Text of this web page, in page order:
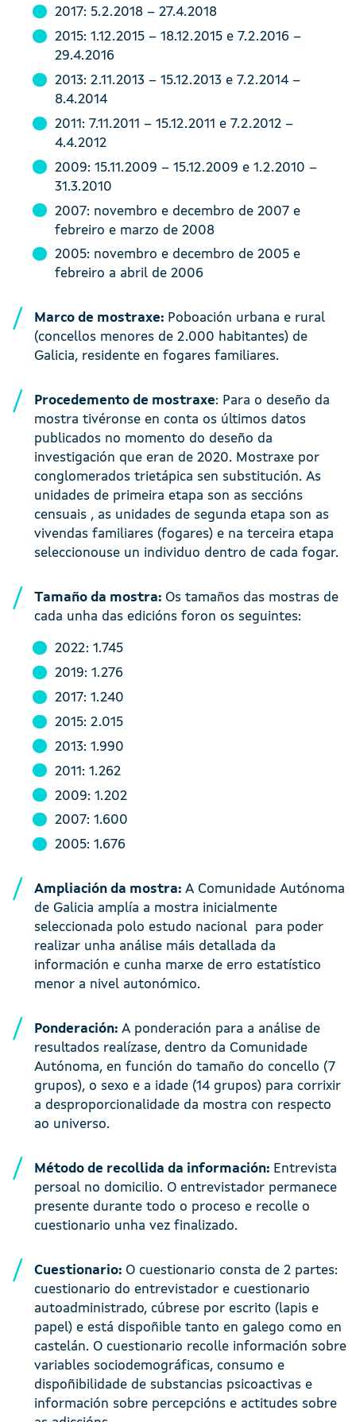
2017: 5.2.2018 – 27.4.2018
2015: 1.12.2015 – 18.12.2015 e 7.2.2016 –
29.4.2016
2013: 2.11.2013 – 15.12.2013 e 7.2.2014 –
8.4.2014
2011: 7.11.2011 – 15.12.2011 e 7.2.2012 –
4.4.2012
2009: 15.11.2009 – 15.12.2009 e 1.2.2010 –
31.3.2010
2007: novembro e decembro de 2007 e
febreiro e marzo de 2008
2005: novembro e decembro de 2005 e
febreiro a abril de 2006
Marco de mostraxe: Poboación urbana e rural
(concellos menores de 2.000 habitantes) de
Galicia, residente en fogares familiares.
Procedemento de mostraxe: Para o deseño da
mostra tivéronse en conta os últimos datos
publicados no momento do deseño da
investigación que eran de 2020. Mostraxe por
conglomerados trietápica sen substitución. As
unidades de primeira etapa son as seccións
censuais , as unidades de segunda etapa son as
vivendas familiares (fogares) e na terceira etapa
seleccionouse un individuo dentro de cada fogar.
Tamaño da mostra: Os tamaños das mostras de
cada unha das edicións foron os seguintes:
2022: 1.745
2019: 1.276
2017: 1.240
2015: 2.015
2013: 1.990
2011: 1.262
2009: 1.202
2007: 1.600
2005: 1.676
Ampliación da mostra:A Comunidade Autónoma
de Galicia amplía a mostra inicialmente
seleccionada polo estudo nacional para poder
realizar unha análise máis detallada da
información e cunha marxe de erro estatístico
menor a nivel autonómico.
Ponderación:A ponderación para a análise de
resultados realízase, dentro da Comunidade
Autónoma, en función do tamaño do concello (7
grupos), o sexo e a idade (14 grupos) para corrixir
a desproporcionalidade da mostra con respecto
ao universo.
Método de recollida da información: Entrevista
persoal no domicilio. O entrevistador permanece
presente durante todo o proceso e recolle o
cuestionario unha vez finalizado.
Cuestionario: O cuestionario consta de 2 partes:
cuestionario do entrevistador e cuestionario
autoadministrado, cúbrese por escrito (lapis e
papel) e está dispoñible tanto en galego como en
castelán. O cuestionario recolle información sobre
variables sociodemográficas, consumo e
dispoñibilidade de substancias psicoactivas e
información sobre percepcións e actitudes sobre